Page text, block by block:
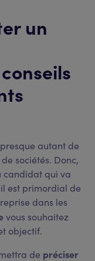
un
autant de
sociétés. Donc,
candidat qui va
est primordial de
dans les
vous souhaitez
objectif.
de préciser